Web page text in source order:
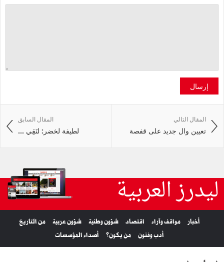
إرسال
المقال السابق
لطيفة لخضر: لنَقِي ...
المقال التالي
تعيين وال جديد على قفصة
ليدرز العربية
أخبار مواقف وآراء اقتصاد شؤون وطنية شؤون عربية
من التاريخ
أدب وفنون
من يكون؟ أصداء المؤسسات